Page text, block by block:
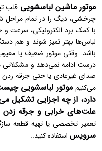
موتور ماشین لباسشوییقلب
چرخشی، دیگ را در تمام
با کمک برد الکترونیکی، سرعت
لباس‌ها بهتر تمیز شوند و هم
باشد. وقتی موتور ضعیف یا
درست ادامه نمی‌دهد و مشکلاتی
صدای غیرعادی یا حتی جرقه
می‌کنیم موتور لباسشویی
دارد، از چه اجزایی تشکیل
علت‌های خرابی و جرقه
تعمیر تخصصی یا تهیه قطعه
سرویس استفاده کنید..